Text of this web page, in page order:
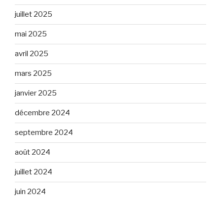
juillet 2025
mai 2025
avril 2025
mars 2025
janvier 2025
décembre 2024
septembre 2024
août 2024
juillet 2024
juin 2024